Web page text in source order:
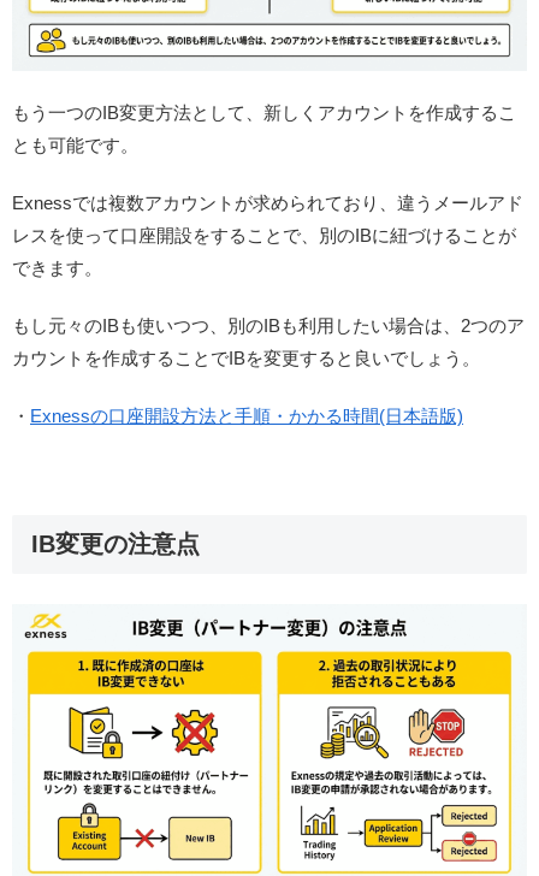
もう一つのIB変更方法として、新しくアカウントを作成するこ
とも可能です。
Exnessでは複数アカウントが求められており、違うメールアド
レスを使って口座開設をすることで、別のIBに紐づけることが
できます。
もし元々のIBも使いつつ、別のIBも利用したい場合は、2つのア
カウントを作成することでIBを変更すると良いでしょう。
・ Exnessの口座開設方法と手順・かかる時間(日本語版)
IB変更の注意点